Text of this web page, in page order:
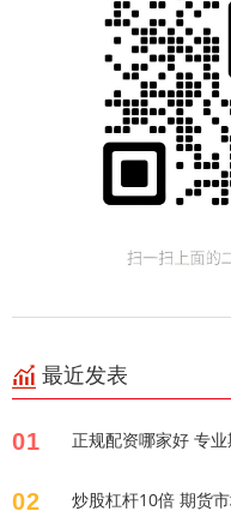
最近发表
01 正规配资哪家好 专
02 炒股杠杆10倍 期货